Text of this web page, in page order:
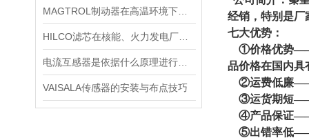
VAISALA传感器的安装与布点技巧
经销，特别是厂
七大优势：
①价格优势——
品价格在国内具
②运费低廉——
③运货期短——
④产品保证
⑤出错率低——